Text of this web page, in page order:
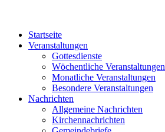
Startseite
Veranstaltungen
Gottesdienste
Wöchentliche Veranstaltungen
Monatliche Veranstaltungen
Besondere Veranstaltungen
Nachrichten
Allgemeine Nachrichten
Kirchennachrichten